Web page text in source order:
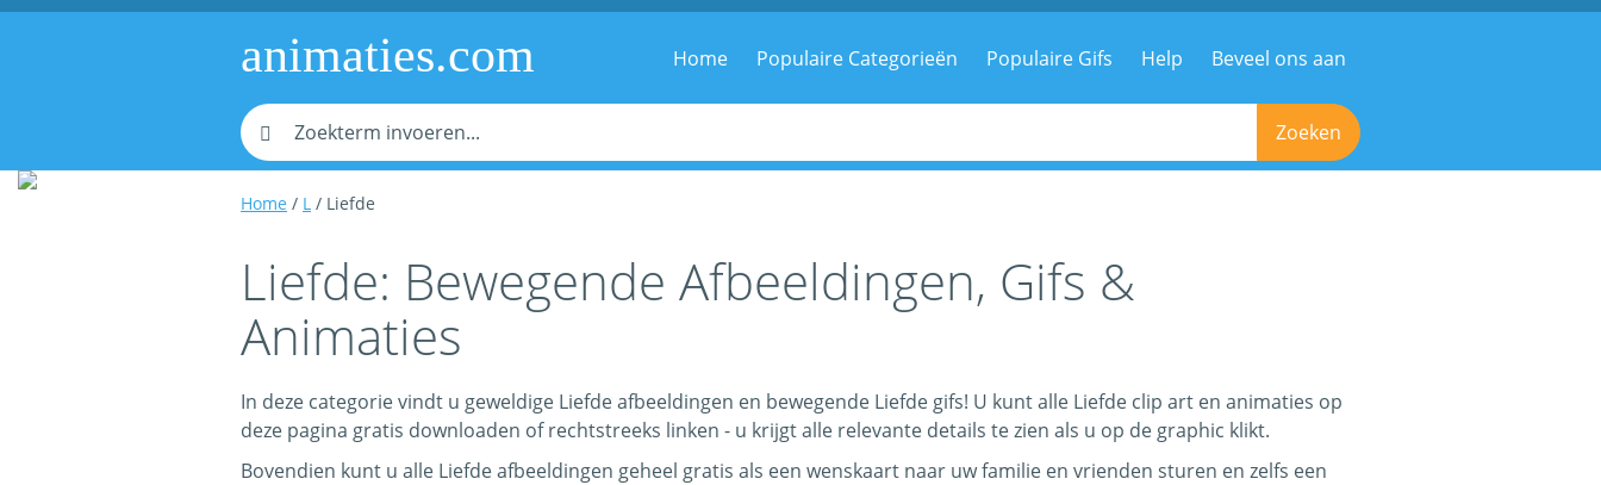
animaties.com Home Populaire Categorieën Populaire Gifs Help Beveel ons aan
Zoeken
Home / L / Liefde
Liefde: Bewegende Afbeeldingen, Gifs &
Animaties
In deze categorie vindt u geweldige Liefde afbeeldingen en bewegende Liefde gifs! U kunt alle Liefde clip art en animaties op
deze pagina gratis downloaden of rechtstreeks linken - u krijgt alle relevante details te zien als u op de graphic klikt.
Bovendien kunt u alle Liefde afbeeldingen geheel gratis als een wenskaart naar uw familie en vrienden sturen en zelfs een